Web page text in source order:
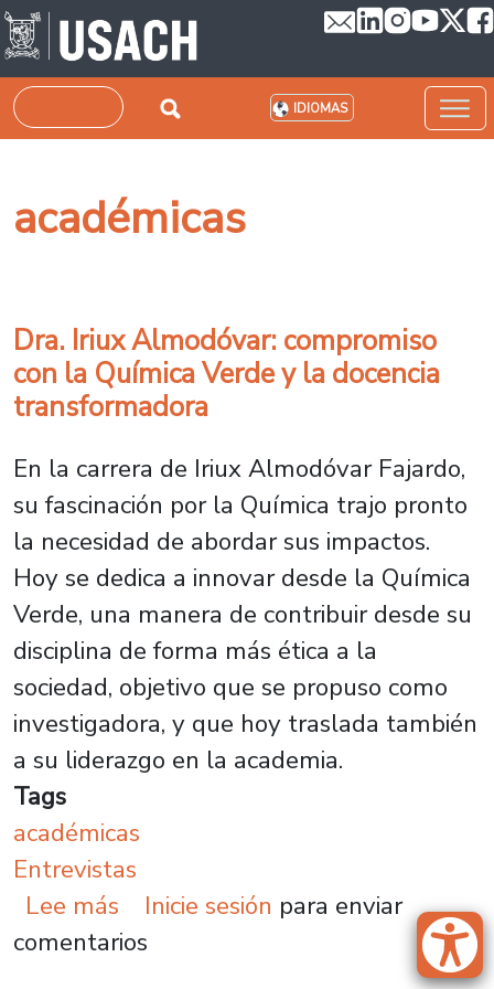
Pasar al contenido principal
Buscar IDIOMAS
académicas
Dra. Iriux Almodóvar: compromiso
con la Química Verde y la docencia
transformadora
En la carrera de Iriux Almodóvar Fajardo,
su fascinación por la Química trajo pronto
la necesidad de abordar sus impactos.
Hoy se dedica a innovar desde la Química
Verde, una manera de contribuir desde su
disciplina de forma más ética a la
sociedad, objetivo que se propuso como
investigadora, y que hoy traslada también
a su liderazgo en la academia.
Tags
académicas
Entrevistas
Lee más sobre Dra. Iriux Almodóvar:
Inicie sesión para enviar
comentarios